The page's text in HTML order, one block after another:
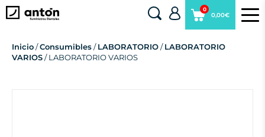
0,00€
0
Inicio/Consumibles/LABORATORIO/LABORATORIO
VARIOS/ LABORATORIO VARIOS